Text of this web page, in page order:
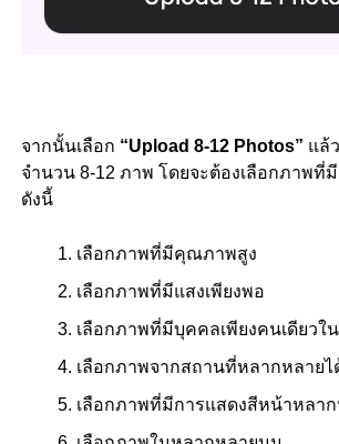
จากนั้นเลือก “Upload 8-12 Photos” แล้
จำนวน 8-12 ภาพ โดยจะต้องเลือกภาพที่
ดังนี้
เลือกภาพที่มีคุณภาพสูง
เลือกภาพที่มีแสงเพียงพอ
เลือกภาพที่มีบุคคลเพียงคนเดียวใ
เลือกภาพจากสถานที่หลากหลายไ
เลือกภาพที่มีการแสดงสีหน้าหลา